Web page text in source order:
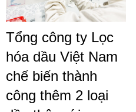
Tổng công ty Lọc
hóa dầu Việt Nam
chế biến thành
công thêm 2 loại